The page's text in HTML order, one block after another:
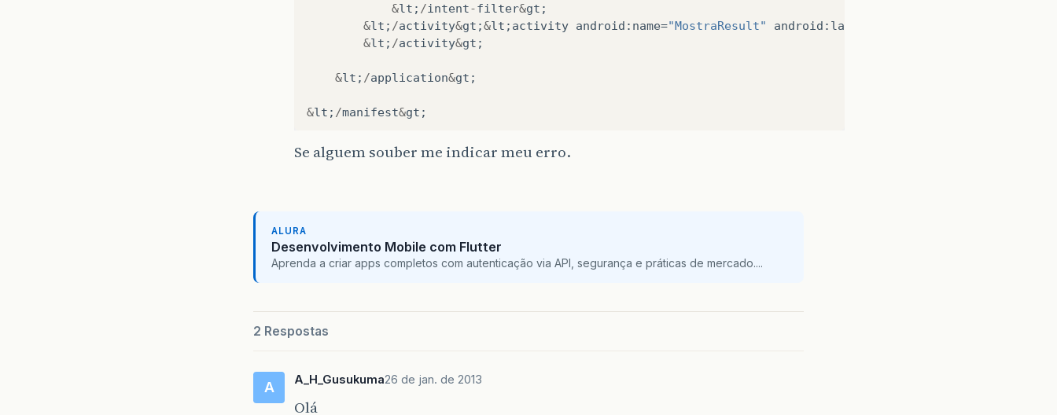
&lt ; /intent-filter&gt ;
&lt ; /activity&gt ;&lt ; activity android : name="MostraResult" android : label
&lt ; /activity&gt ;
&lt ; /application&gt ;
&lt ; /manifest&gt ;
Se alguem souber me indicar meu erro.
ALURA
Desenvolvimento Mobile com Flutter
Aprenda a criar apps completos com autenticação via API, segurança e práticas de mercado....
2 Respostas
A A_H_Gusukuma26 de jan. de 2013
Olá